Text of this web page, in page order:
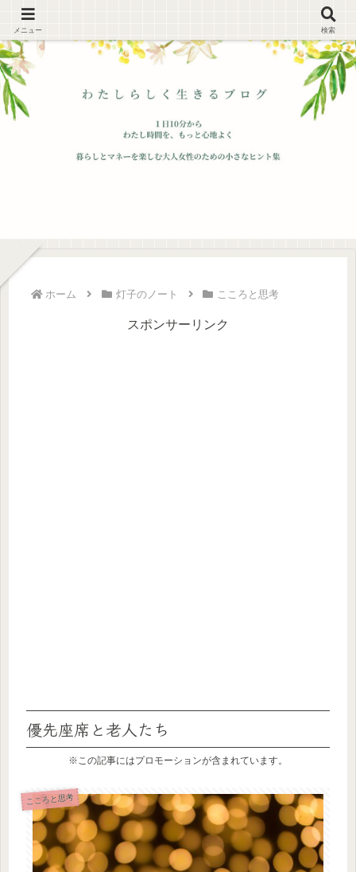
ホーム 灯子のノート こころと思考
スポンサーリンク
優先座席と老人たち
※この記事にはプロモーションが含まれています。
こころと思考
メニュー 検索